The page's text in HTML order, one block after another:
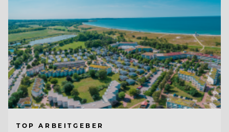
TOP ARBEITGEBER